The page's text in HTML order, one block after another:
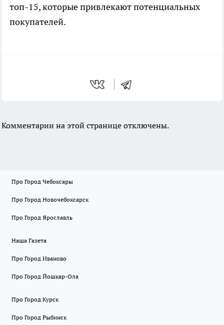
топ-15, которые привлекают потенциальных
покупателей.
Комментарии на этой странице отключены.
Про Город Чебоксары
Про Город Новочебоксарск
Про Город Ярославль
Наша Газета
Про Город Иваново
Про Город Йошкар-Ола
Про Город Курск
Про Город Рыбинск